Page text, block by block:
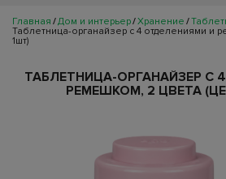
Главная Дом и интерьер Хранение
Таблетница-органайзер с 4 отделениями и
1шт)
ТАБЛЕТНИЦА-ОРГАНАЙЗЕР С
РЕМЕШКОМ, 2 ЦВЕТА